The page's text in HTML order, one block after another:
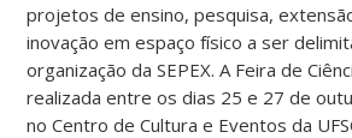
projetos de ensino, pesquisa,
inovação em espaço físico a ser
organização da SEPEX. A Feira de
realizada entre os dias 25 e 27 de
no Centro de Cultura e Eventos da